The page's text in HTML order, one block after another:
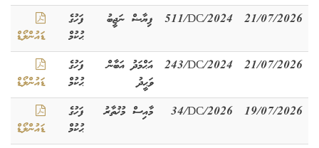
21/07/2026
511/DC/2024 ފިޔާޟް ނަޖީބު
ފަހުގެ
ޙުކުމް
ޑައުންލޯޑް
21/07/2026
243/DC/2024
އަޙްމަދު އަބާން
ވަޙީދު
ފަހުގެ
ޙުކުމް
ޑައުންލޯޑް
19/07/2026
34/DC/2026 މާއިސް މުޚުތާރު
ފަހުގެ
ޙުކުމް
ޑައުންލޯޑް